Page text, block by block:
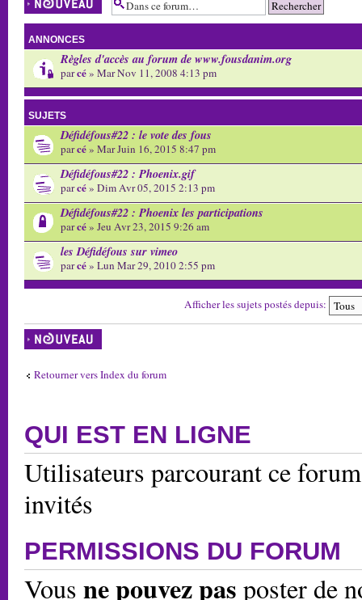
sujet
ANNONCES
Règles d'accès au forum de www.fousdanim.org
parcé» Mar Nov 11, 2008 4:13 pm
SUJETS
Défidéfous#22 : le vote des fous
parcé» Mar Juin 16, 2015 8:47 pm
Défidéfous#22 : Phoenix.gif
parcé» Dim Avr 05, 2015 2:13 pm
Défidéfous#22 : Phoenix les participations
parcé» Jeu Avr 23, 2015 9:26 am
les Défidéfous sur vimeo
parcé» Lun Mar 29, 2010 2:55 pm
Afficher les sujets postés depuis:
Écrire un nouveau
sujet
Retourner vers Index du forum
QUI EST EN LIGNE
Utilisateurs parcourant ce
invités
PERMISSIONS DU FORUM
Vous ne pouvez pas poster de